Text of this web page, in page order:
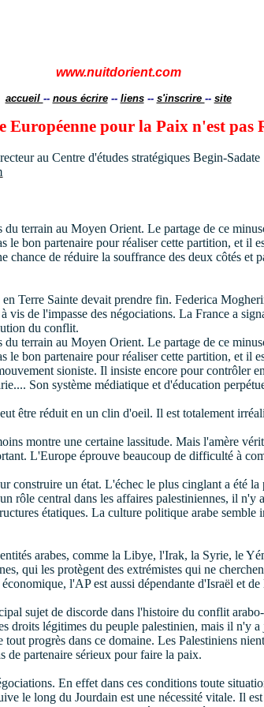
www.nuitdorient.com
accueil -- nous écrire-- liens-- s'inscrire -- site
Européenne pour la Paix n'est pas
au Centre d'études stratégiques Begin-Sadate
terrain au Moyen Orient. Le partage de ce
le bon partenaire pour réaliser cette partition, et il
de réduire la souffrance des deux côtés et
Terre Sainte devait prendre fin. Federica
de l'impasse des négociations. La France a
du conflit.
du terrain au Moyen Orient. Le partage de ce
le bon partenaire pour réaliser cette partition, et il
sioniste. Il insiste encore pour
Son système médiatique et d'éducation
être réduit en un clin d'oeil. Il est totalement
montre une certaine lassitude. Mais l'amère
L'Europe éprouve beaucoup de difficulté à
construire un état. L'échec le plus cinglant a été
rôle central dans les affaires palestiniennes, il
étatiques. La culture politique arabe
arabes, comme la Libye, l'Irak, la Syrie, le
qui les protègent des extrémistes qui ne
l'AP est aussi dépendante d'Israël et
sujet de discorde dans l'histoire du conflit
légitimes du peuple palestinien, mais il n'y
progrès dans ce domaine. Les Palestiniens
de partenaire sérieux pour faire la paix.
En effet dans ces conditions toute
le long du Jourdain est une nécessité vitale. Il